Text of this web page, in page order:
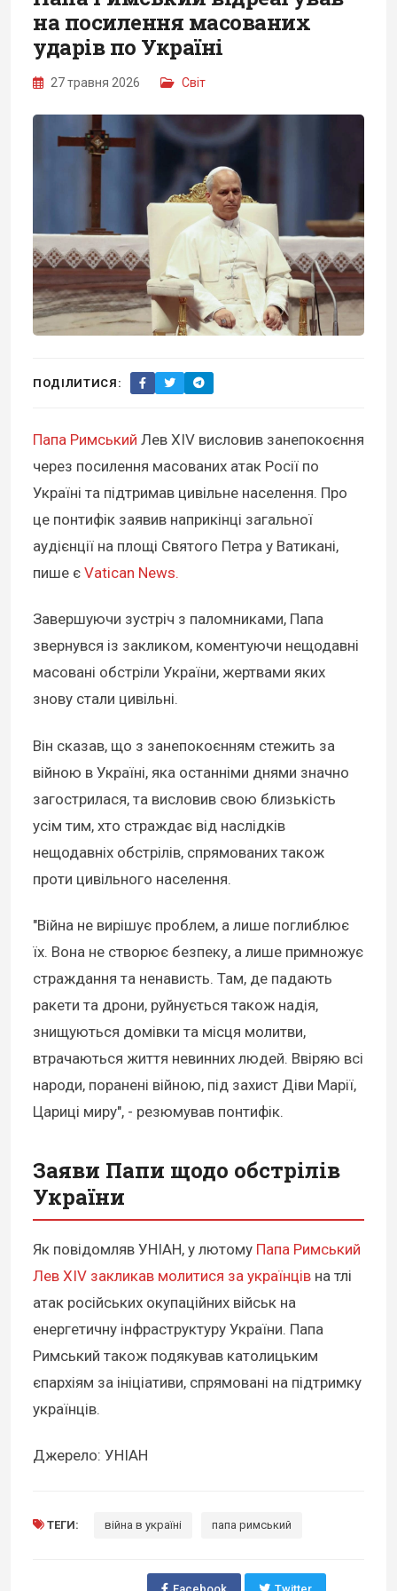
на посилення масованих
ударів по Україні
27 травня 2026 Світ
ПОДІЛИТИСЯ:
Папа Римський Лев XIV висловив занепокоєння
через посилення масованих атак Росії по
Україні та підтримав цивільне населення. Про
це понтифік заявив наприкінці загальної
аудієнції на площі Святого Петра у Ватикані,
пише є Vatican News.
Завершуючи зустріч з паломниками, Папа
звернувся із закликом, коментуючи нещодавні
масовані обстріли України, жертвами яких
знову стали цивільні.
Він сказав, що з занепокоєнням стежить за
війною в Україні, яка останніми днями значно
загострилася, та висловив свою близькість
усім тим, хто страждає від наслідків
нещодавніх обстрілів, спрямованих також
проти цивільного населення.
"Війна не вирішує проблем, а лише поглиблює
їх. Вона не створює безпеку, а лише примножує
страждання та ненависть. Там, де падають
ракети та дрони, руйнується також надія,
знищуються домівки та місця молитви,
втрачаються життя невинних людей. Ввіряю всі
народи, поранені війною, під захист Діви Марії,
Цариці миру", - резюмував понтифік.
Заяви Папи щодо обстрілів
України
Як повідомляв УНІАН, у лютому Папа Римський
Лев XIV закликав молитися за українців на тлі
атак російських окупаційних військ на
енергетичну інфраструктуру України. Папа
Римський також подякував католицьким
єпархіям за ініціативи, спрямовані на підтримку
українців.
Джерело: УНІАН
ТЕГИ: війна в україні папа римський